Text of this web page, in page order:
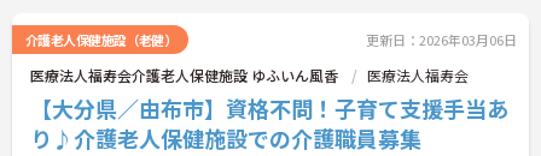
介護老人保健施設（老健） 更新日：2026年03月06日
医療法人福寿会介護老人保健施設 ゆふいん風香 医療法人福寿会
【大分県／由布市】資格不問！子育て支援手当あ
り♪介護老人保健施設での介護職員募集